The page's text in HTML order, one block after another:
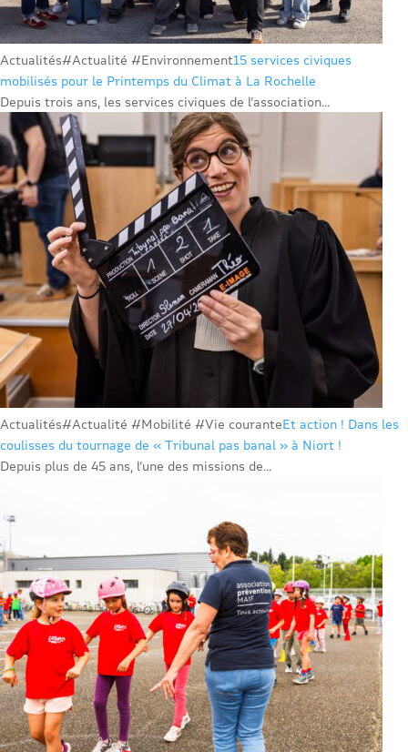
Actualités#Actualité #Environnement15 services civiques
mobilisés pour le Printemps du Climat à La Rochelle
Depuis trois ans, les services civiques de l’association...
Actualités#Actualité #Mobilité #Vie couranteEt action ! Dans les
coulisses du tournage de « Tribunal pas banal » à Niort !
Depuis plus de 45 ans, l’une des missions de...